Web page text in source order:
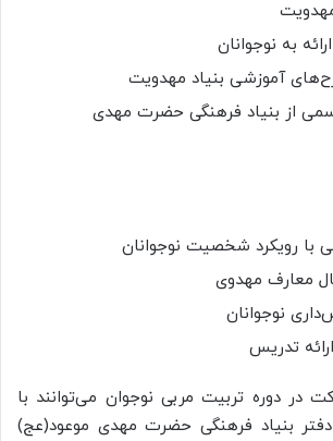
به نوجوانان
آموزشی بنیاد مهدویت
از بنیاد فرهنگی حضرت مهدی
رویکرد شخصیت نوجوانان
معارف مهدوی
نوجوانان
تدریس
در دوره تربیت مربی نوجوان می‌توانند با
بنیاد فرهنگی حضرت مهدی موعود(عج)